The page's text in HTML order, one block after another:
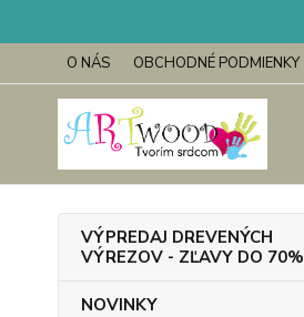
O NÁS OBCHODNÉ PODMIENKY
VÝPREDAJ DREVENÝCH
VÝREZOV - ZĽAVY DO 70%
NOVINKY